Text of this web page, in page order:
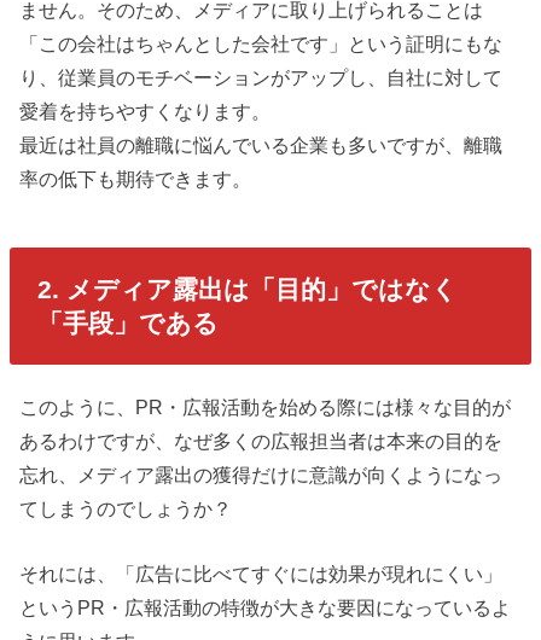
ません。そのため、メディアに取り上げられることは
「この会社はちゃんとした会社です」という証明にもな
り、従業員のモチベーションがアップし、自社に対して
愛着を持ちやすくなります。
最近は社員の離職に悩んでいる企業も多いですが、離職
率の低下も期待できます。
2. メディア露出は「目的」ではなく
「手段」である
このように、PR・広報活動を始める際には様々な目的が
あるわけですが、なぜ多くの広報担当者は本来の目的を
忘れ、メディア露出の獲得だけに意識が向くようになっ
てしまうのでしょうか？
それには、「広告に比べてすぐには効果が現れにくい」
というPR・広報活動の特徴が大きな要因になっているよ